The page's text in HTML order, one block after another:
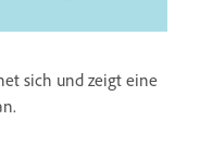
sich und zeigt eine